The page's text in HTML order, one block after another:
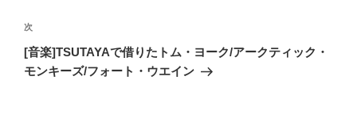
ゲ
ー
シ
稿
次
の
投
次
[音楽]TSUTAYAで借りたトム・ヨーク/アークティック・
モンキーズ/フォート・ウエイン